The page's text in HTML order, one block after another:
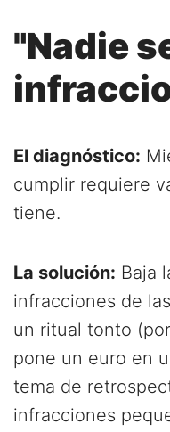
"Nadie
El diagnóstico:
cumplir requiere
tiene.
La solución: Baja
infracciones de
un ritual tonto
pone un euro en
tema de
infracciones